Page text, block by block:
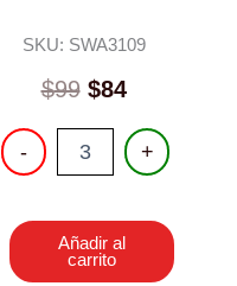
SKU: SWA3109
$99 $84
-
PELOTA
ANTIESTRES
cantidad
+
Añadir al
carrito